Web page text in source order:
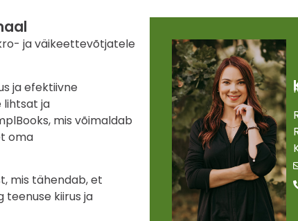
ja väikeettevõtjatele
ja efektiivne
lihtsat ja
mis võimaldab
oma
mis tähendab, et
kiirus ja